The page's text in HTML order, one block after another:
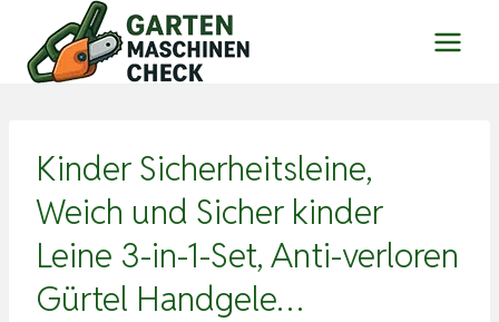
Inhalt
springen
Kinder Sicherheitsleine,
Weich und Sicher kinder
Leine 3-in-1-Set, Anti-verloren
Gürtel Handgele…